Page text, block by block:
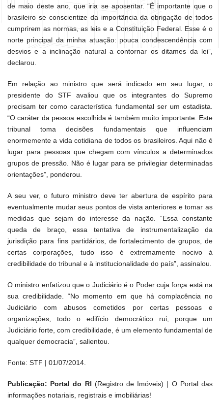
de maio deste ano, que iria se aposentar. “É importante que o
brasileiro se conscientize da importância da obrigação de todos
cumprirem as normas, as leis e a Constituição Federal. Esse é o
norte principal da minha atuação: pouca condescendência com
desvios e a inclinação natural a contornar os ditames da lei”,
declarou.
Em relação ao ministro que será indicado em seu lugar, o
presidente do STF avaliou que os integrantes do Supremo
precisam ter como característica fundamental ser um estadista.
“O caráter da pessoa escolhida é também muito importante. Este
tribunal toma decisões fundamentais que influenciam
enormemente a vida cotidiana de todos os brasileiros. Aqui não é
lugar para pessoas que chegam com vínculos a determinados
grupos de pressão. Não é lugar para se privilegiar determinadas
orientações”, ponderou.
A seu ver, o futuro ministro deve ter abertura de espírito para
eventualmente mudar seus pontos de vista anteriores e tomar as
medidas que sejam do interesse da nação. “Essa constante
queda de braço, essa tentativa de instrumentalização da
jurisdição para fins partidários, de fortalecimento de grupos, de
certas corporações, tudo isso é extremamente nocivo à
credibilidade do tribunal e à institucionalidade do país”, assinalou.
O ministro enfatizou que o Judiciário é o Poder cuja força está na
sua credibilidade. “No momento em que há complacência no
Judiciário com abusos cometidos por certas pessoas e
organizações, todo o edifício democrático rui, porque um
Judiciário forte, com credibilidade, é um elemento fundamental de
qualquer democracia”, salientou.
Fonte: STF | 01/07/2014.
Publicação: Portal do RI (Registro de Imóveis) | O Portal das
informações notariais, registrais e imobiliárias!